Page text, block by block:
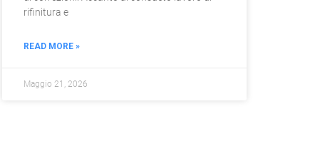
rifinitura e
READ MORE »
Maggio 21, 2026